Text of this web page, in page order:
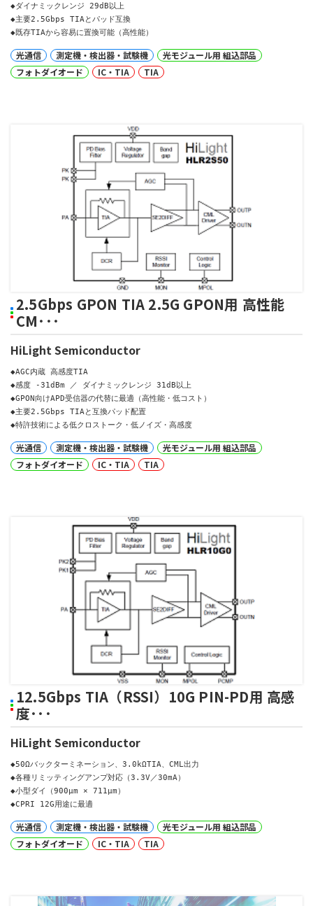
◆ダイナミックレンジ 29dB以上
◆主要2.5Gbps TIAとパッド互換
◆既存TIAから容易に置換可能（高性能）
光通信 測定機・検出器・試験機
光モジュール用 組込部品
フォトダイオード
IC・TIA TIA
2.5Gbps GPON TIA 2.5G GPON用 高性能
CM･･･
HiLight Semiconductor
◆AGC内蔵 高感度TIA
◆感度 -31dBm ／ ダイナミックレンジ 31dB以上
◆GPON向けAPD受信器の代替に最適（高性能・低コスト）
◆主要2.5Gbps TIAと互換パッド配置
◆特許技術による低クロストーク・低ノイズ・高感度
光通信 測定機・検出器・試験機
光モジュール用 組込部品
フォトダイオード
IC・TIA TIA
12.5Gbps TIA（RSSI）10G PIN-PD用 高感
度･･･
HiLight Semiconductor
◆50Ωバックターミネーション、3.0kΩTIA、CML出力
◆各種リミッティングアンプ対応（3.3V／30mA）
◆小型ダイ（900µm × 711µm）
◆CPRI 12G用途に最適
光通信 測定機・検出器・試験機
光モジュール用 組込部品
フォトダイオード
IC・TIA TIA